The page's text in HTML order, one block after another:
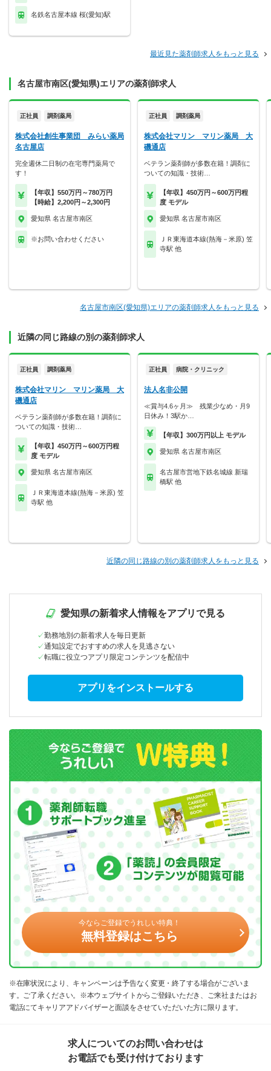
名鉄名古屋本線 桜(愛知)駅
最近見た薬剤師求人をもっと見る
名古屋市南区(愛知県)エリアの薬剤師求人
正社員 調剤薬局
株式会社創生事業団 みらい薬局
名古屋店
完全週休二日制の在宅専門薬局で
す！
【年収】550万円～780万円
【時給】2,200円～2,300円
愛知県 名古屋市南区
※お問い合わせください
正社員 調剤薬局
株式会社マリン マリン薬局 大
磯通店
ベテラン薬剤師が多数在籍！調剤に
ついての知識・技術…
【年収】450万円～600万円程
度 モデル
愛知県 名古屋市南区
ＪＲ東海道本線(熱海－米原) 笠
寺駅 他
名古屋市南区(愛知県)エリアの薬剤師求人をもっと見る
近隣の同じ路線の別の薬剤師求人
正社員 調剤薬局
株式会社マリン マリン薬局 大
磯通店
ベテラン薬剤師が多数在籍！調剤に
ついての知識・技術…
【年収】450万円～600万円程
度 モデル
愛知県 名古屋市南区
ＪＲ東海道本線(熱海－米原) 笠
寺駅 他
正社員 病院・クリニック
法人名非公開
≪賞与4.6ヶ月≫ 残業少なめ・月9
日休み！3駅か…
【年収】300万円以上 モデル
愛知県 名古屋市南区
名古屋市営地下鉄名城線 新瑞
橋駅 他
近隣の同じ路線の別の薬剤師求人をもっと見る
愛知県の新着求人情報をアプリで見る
勤務地別の新着求人を毎日更新
通知設定でおすすめの求人を見逃さない
転職に役立つアプリ限定コンテンツを配信中
アプリをインストールする
今ならご登録でうれしい特典！
無料登録はこちら
※在庫状況により、キャンペーンは予告なく変更・終了する場合がございま
す。ご了承ください。※本ウェブサイトからご登録いただき、ご来社またはお
電話にてキャリアアドバイザーと面談をさせていただいた方に限ります。
求人についてのお問い合わせは
お電話でも受け付けております